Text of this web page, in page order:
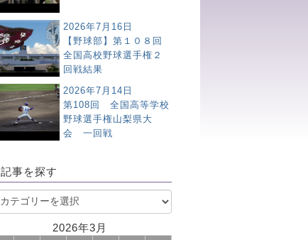
2026年7月16日
【野球部】第１０８回
全国高校野球選手権２
回戦結果
2026年7月14日
第108回 全国高等学校
野球選手権山梨県大
会 一回戦
記事を探す
2026年3月